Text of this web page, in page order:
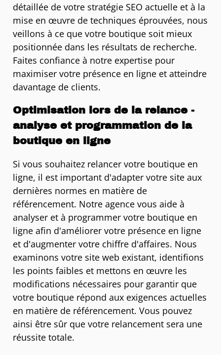
détaillée de votre stratégie SEO actuelle et à la
mise en œuvre de techniques éprouvées, nous
veillons à ce que votre boutique soit mieux
positionnée dans les résultats de recherche.
Faites confiance à notre expertise pour
maximiser votre présence en ligne et atteindre
davantage de clients.
Optimisation lors de la relance -
analyse et programmation de la
boutique en ligne
Si vous souhaitez relancer votre boutique en
ligne, il est important d'adapter votre site aux
dernières normes en matière de
référencement. Notre agence vous aide à
analyser et à programmer votre boutique en
ligne afin d'améliorer votre présence en ligne
et d'augmenter votre chiffre d'affaires. Nous
examinons votre site web existant, identifions
les points faibles et mettons en œuvre les
modifications nécessaires pour garantir que
votre boutique répond aux exigences actuelles
en matière de référencement. Vous pouvez
ainsi être sûr que votre relancement sera une
réussite totale.